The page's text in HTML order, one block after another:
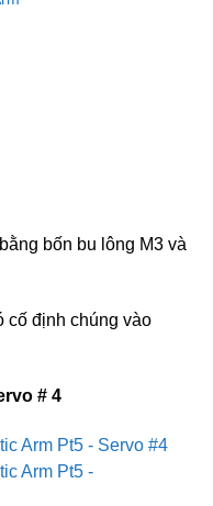
bốn bu lông M3 và
cố định chúng vào
# 4